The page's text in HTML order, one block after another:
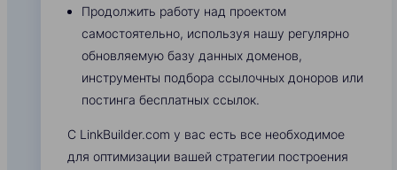
Продолжить работу над проектом
самостоятельно, используя нашу регулярно
обновляемую базу данных доменов,
инструменты подбора ссылочных доноров или
постинга бесплатных ссылок.
С LinkBuilder.com у вас есть все необходимое
для оптимизации вашей стратегии построения